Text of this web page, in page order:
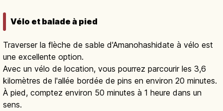
Vélo et balade à pied
Traverser la flèche de sable d'Amanohashidate à vélo est
une excellente option.
Avec un vélo de location, vous pourrez parcourir les 3,6
kilomètres de l'allée bordée de pins en environ 20 minutes.
À pied, comptez environ 50 minutes à 1 heure dans un
sens.